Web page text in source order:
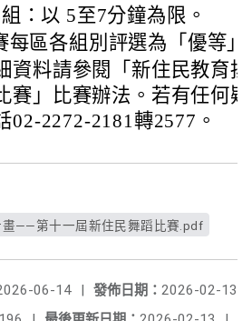
：以 5至7分鐘為限。
每區各組別評選為「優等
資料請參閱「新住民教育
賽」比賽辦法。若有任何
02-2272-2181轉2577。
畫——第十一屆新住民舞蹈比賽.pdf
發佈日期： 2026-02-13
06-14
|